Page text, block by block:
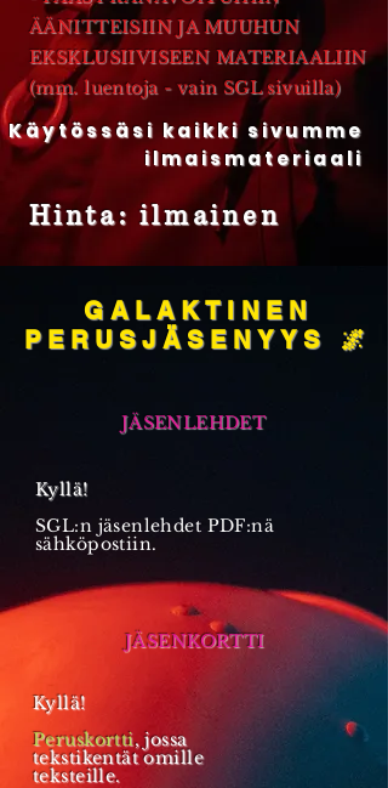
ÄÄNITTEISIIN JA MUUHUN
EKSKLUSIIVISEEN MATERIAALIIN
(mm. luentoja - vain SGL sivuilla)
Käytössäsi kaikki sivumme
ilmaismateriaali
Hinta: ilmainen
GALAKTINEN
PERUSJÄSENYYS 🌌
JÄSENLEHDET
Kyllä!
SGL:n jäsenlehdet PDF:nä
sähköpostiin.
JÄSENKORTTI
Kyllä!
Peruskortti, jossa
tekstikentät omille
teksteille.